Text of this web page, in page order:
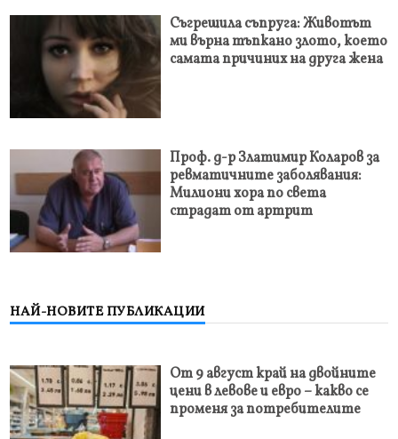
Съгрешила съпруга: Животът
ми върна тъпкано злото, което
самата причиних на друга жена
Проф. д-р Златимир Коларов за
ревматичните заболявания:
Милиони хора по света
страдат от артрит
НАЙ-НОВИТЕ ПУБЛИКАЦИИ
От 9 август край на двойните
цени в левове и евро – какво се
променя за потребителите